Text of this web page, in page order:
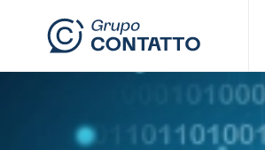
Skip to main content